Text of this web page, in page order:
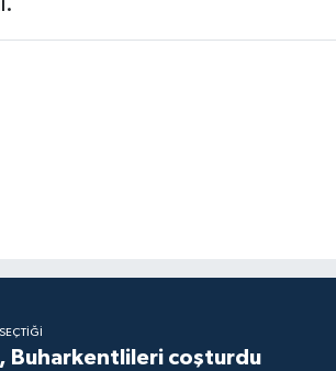
Buharkentlileri coşturdu